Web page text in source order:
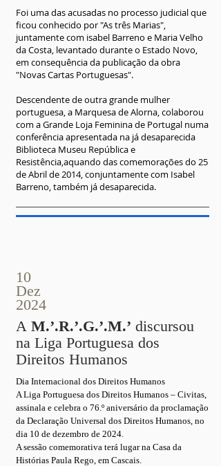
Foi uma das acusadas no processo judicial que
ficou conhecido por "As três Marias",
juntamente com isabel Barreno e Maria Velho
da Costa, levantado durante o Estado Novo,
em consequência da publicação da obra
"Novas Cartas Portuguesas".
Descendente de outra grande mulher
portuguesa, a Marquesa de Alorna, colaborou
com a Grande Loja Feminina de Portugal numa
conferência apresentada na já desaparecida
Biblioteca Museu República e
Resistência,aquando das comemorações do 25
de Abril de 2014, conjuntamente com Isabel
Barreno, também já desaparecida.
10
Dez
2024
A M.’.R.’.G.’.M.’ discursou
na Liga Portuguesa dos
Direitos Humanos
Dia Internacional dos Direitos Humanos
A Liga Portuguesa dos Direitos Humanos – Civitas,
assinala e celebra o 76.º aniversário da proclamação
da Declaração Universal dos Direitos Humanos, no
dia 10 de dezembro de 2024.
A sessão comemorativa terá lugar na Casa da
Histórias Paula Rego, em Cascais.